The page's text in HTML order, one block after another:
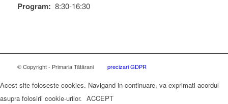
Program: 8:30-16:30
© Copyright - Primaria Tătărani precizari GDPR
Acest site foloseste cookies. Navigand in continuare, va exprimati acordul
asupra folosirii cookie-urilor. ACCEPT